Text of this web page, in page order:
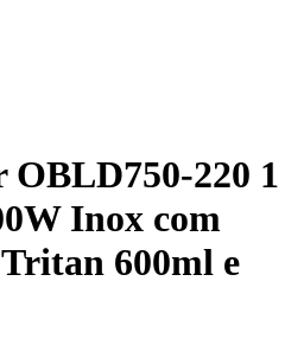
OBLD750-220 1
Inox com
600ml e